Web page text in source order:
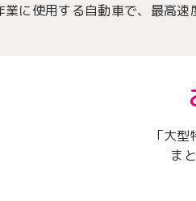
に使用する自動車で、最高
「大
ま